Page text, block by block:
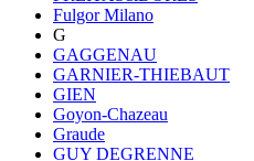
Fulgor Milano
G
GAGGENAU
GARNIER-THIEBAUT
GIEN
Goyon-Chazeau
Graude
GUY DEGRENNE